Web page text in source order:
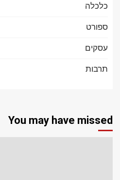
כלכלה
ספורט
עסקים
תרבות
You may have missed